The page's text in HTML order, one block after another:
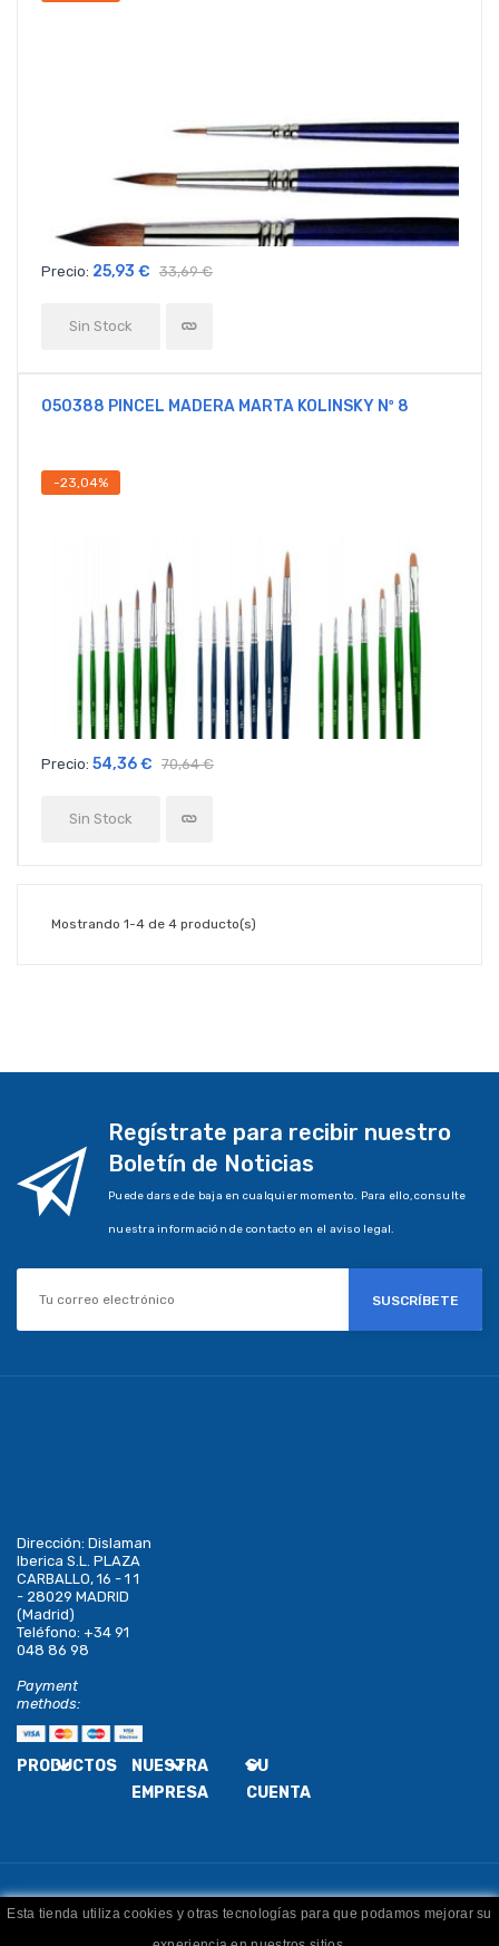
Precio: 25,93 € 33,69 €
Sin Stock
050388 PINCEL MADERA MARTA KOLINSKY Nº 8
-23,04%
Precio: 54,36 € 70,64 €
Sin Stock
Mostrando 1-4 de 4 producto(s)
Regístrate para recibir nuestro
Boletín de Noticias
Puede darse de baja en cualquier momento. Para ello, consulte
nuestra información de contacto en el aviso legal.
SUSCRÍBETE
Dirección: Dislaman
Iberica S.L. PLAZA
CARBALLO, 16 - 1 1
- 28029 MADRID
(Madrid)
Teléfono: +34 91
048 86 98
Payment
methods:
PRODUCTOS
NUESTRA
EMPRESA
SU
CUENTA
Esta tienda utiliza cookies y otras tecnologías para que podamos mejorar su
Dislaman . Todos los derechos reservados